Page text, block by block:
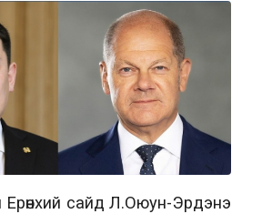
сайд Л.Оюун-Эрдэнэ